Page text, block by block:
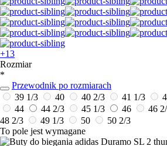
+13
Rozmiar
*
Przewodnik po rozmiarach
39 1/3
40 40 2/3 41 1/3
44
44 2/3 45 1/3 46 46
48 2/3
49 1/3 50
50 2/3
To pole jest wymagane